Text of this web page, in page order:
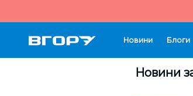
Новини Блоги
Новини